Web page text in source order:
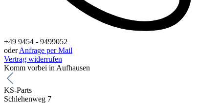
+49 9454 - 9499052
oderAnfrage per Mail
Vertrag widerrufen
Komm vorbei in Aufhausen
KS-Parts
Schlehenweg 7